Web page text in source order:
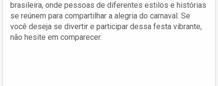
brasileira, onde pessoas de diferentes estilos e histórias
se reúnem para compartilhar a alegria do carnaval. Se
você deseja se divertir e participar dessa festa vibrante,
não hesite em comparecer.